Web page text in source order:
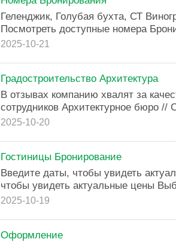
Геленджик, Голубая бухта, СТ
Посмотреть доступные номера
2025-10-21
Градостроительство Архитектура
В отзывах компанию хвалят за
сотрудников Архитектурное бюро //
2025-10-20
Гостиницы Бронирование
Введите даты, чтобы увидеть
чтобы увидеть актуальные цены
2025-10-19
Оформление